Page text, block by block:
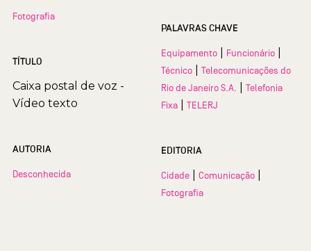
Fotografia
TÍTULO
Caixa postal de voz -
Vídeo texto
AUTORIA
Desconhecida
PALAVRAS CHAVE
Equipamento Funcionário
Técnico
Telecomunicações do
Rio de Janeiro S.A.
Telefonia
Fixa
TELERJ
EDITORIA
Cidade Comunicação
Fotografia